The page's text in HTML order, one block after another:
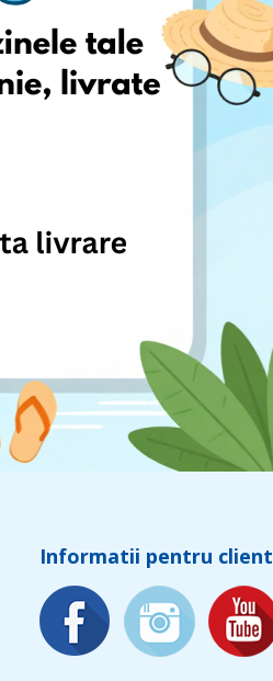
Informatii pentru client